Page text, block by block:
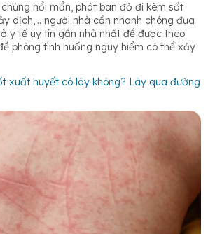
nổi mẩn, phát ban đỏ đi kèm sốt
dịch,… người nhà cần nhanh chóng đưa
y tế uy tín gần nhà nhất để được theo
phòng tình huống nguy hiểm có thể xảy
xuất huyết có lây không? Lây qua đường